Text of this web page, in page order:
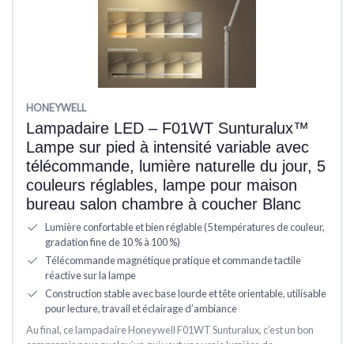
HONEYWELL
Lampadaire LED – F01WT Sunturalux™
Lampe sur pied à intensité variable avec
télécommande, lumière naturelle du jour, 5
couleurs réglables, lampe pour maison
bureau salon chambre à coucher Blanc
Lumière confortable et bien réglable (5 températures de couleur,
gradation fine de 10 % à 100 %)
Télécommande magnétique pratique et commande tactile
réactive sur la lampe
Construction stable avec base lourde et tête orientable, utilisable
pour lecture, travail et éclairage d’ambiance
Au final, ce lampadaire Honeywell F01WT Sunturalux, c’est un bon